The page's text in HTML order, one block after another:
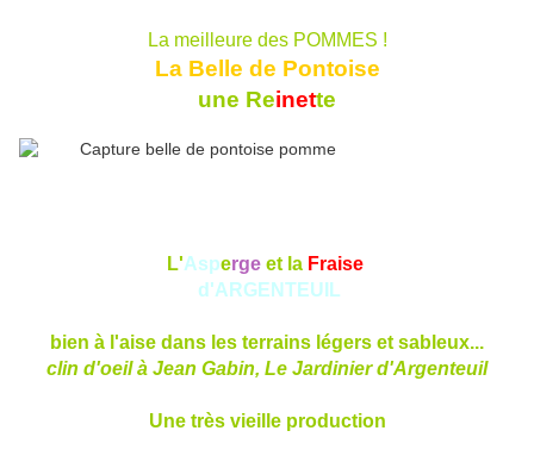
La meilleure des POMMES !
La Belle de Pontoise
une Reinette
L'Aspergeet la Fraise
d'ARGENTEUIL
bien à l'aise dans les terrains légers et sableux...
clin d'oeil à Jean Gabin, Le Jardinier d'Argenteuil
Une très vieille production